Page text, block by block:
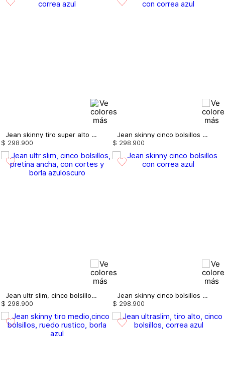
Jean skinny tiro super alto correa
$ 298.900
Jean skinny cinco bolsillos con correa
$ 298.900
Jean ultr slim, cinco bolsillos, pretina ancha, con cortes y borla
$ 298 900
Jean skinny cinco bolsillos con correa
$ 298 900